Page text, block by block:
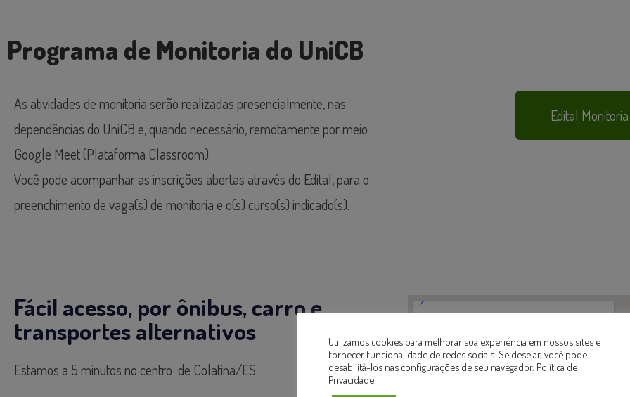
Programa de Monitoria do UniCB
As atividades de monitoria serão realizadas presencialmente, nas
dependências do UniCB e, quando necessário, remotamente por meio
Google Meet (Plataforma Classroom).
Você pode acompanhar as inscrições abertas através do Edital, para o
preenchimento de vaga(s) de monitoria e o(s) curso(s) indicado(s).
Edital
Fácil acesso, por ônibus, carro e
transportes alternativos
Estamos a 5 minutos no centro de Colatina/ES
Utilizamos cookies para melhorar sua experiência em nossos sites e
fornecer funcionalidade de redes sociais. Se desejar, você pode
desabilitá-los nas configurações de seu navegador. Política de
Privacidade